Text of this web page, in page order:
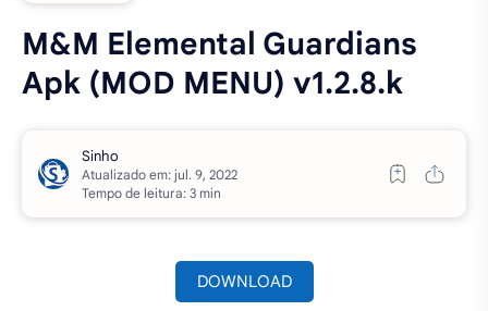
M&M Elemental Guardians
Apk (MOD MENU) v1.2.8.k
Atualizado em:
Tempo de leitura: 3 min
DOWNLOAD